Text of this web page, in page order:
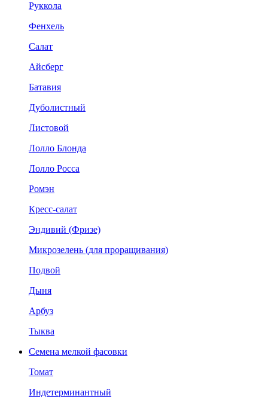
Руккола
Фенхель
Салат
Айсберг
Батавия
Дуболистный
Листовой
Лолло Блонда
Лолло Росса
Ромэн
Кресс-салат
Эндивий (Фризе)
Микрозелень (для проращивания)
Подвой
Дыня
Арбуз
Тыква
Семена мелкой фасовки
Томат
Индетерминантный